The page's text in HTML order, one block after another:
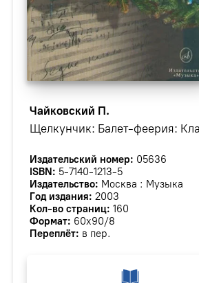
Чайковский П.
Щелкунчик: Балет-феерия:
Издательский номер: 05636
ISBN: 5-7140-1213-5
Издательство: Москва : Музыка
Год издания: 2003
Кол-во страниц: 160
Формат: 60х90/8
Переплёт: в пер.